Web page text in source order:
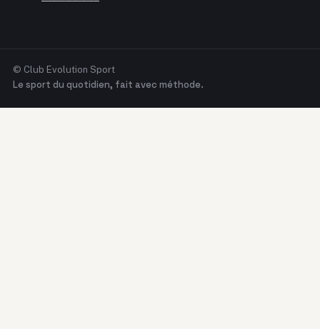
© Club Evolution Sport
Le sport du quotidien, fait avec méthode.